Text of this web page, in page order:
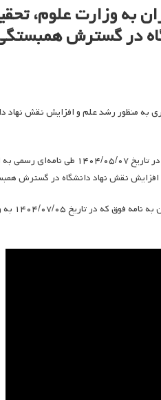
به وزارت علوم،
در گسترش
به منظور رشد علم و افزایش نقش
به گزارش انجمن مطالعات برنامه درسی ایران: وزارت علوم،
و افزایش نقش نهاد دانشگاه در گسترش
جهت اطلاع